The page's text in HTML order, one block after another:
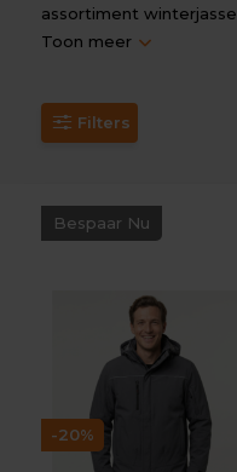
assortiment
Toon meer
Filters
-20%
Bespaar Nu